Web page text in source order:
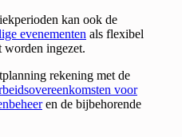
kan ook de
evenementen als flexibel
worden ingezet.
rekening met de
voor
en de bijbehorende